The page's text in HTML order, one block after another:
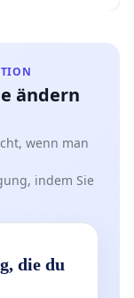
ändern
wenn man
indem Sie
die du